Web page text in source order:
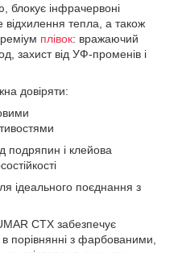
блокує інфрачервоні
тепла, а також
плівок: вражаючий
захист від УФ-променів і
довіряти:
подряпин і клейова
ідеального поєднання з
CTX забезпечує
порівнянні з фарбованими,